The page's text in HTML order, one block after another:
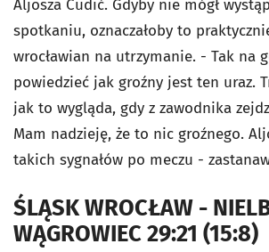
Aljosza Cudić. Gdyby nie mógł
spotkaniu, oznaczałoby to
wrocławian na utrzymanie. - Tak na
powiedzieć jak groźny jest ten uraz.
jak to wygląda, gdy z zawodnika
Mam nadzieję, że to nic groźnego.
takich sygnałów po meczu -
ŚLĄSK WROCŁAW -
WĄGROWIEC 29:21 (15:8)